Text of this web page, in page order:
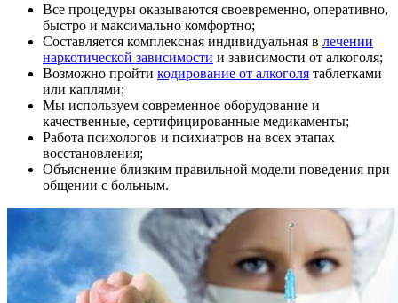
Все процедуры оказываются своевременно, оперативно,
быстро и максимально комфортно;
Составляется комплексная индивидуальная в лечении
наркотической зависимости и зависимости от алкоголя;
Возможно пройти кодирование от алкоголя таблетками
или каплями;
Мы используем современное оборудование и
качественные, сертифицированные медикаменты;
Работа психологов и психиатров на всех этапах
восстановления;
Объяснение близким правильной модели поведения при
общении с больным.